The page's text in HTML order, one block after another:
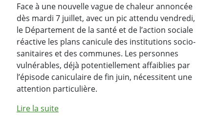
Face à une nouvelle vague de chaleur annoncée
dès mardi 7 juillet, avec un pic attendu vendredi,
le Département de la santé et de l’action sociale
réactive les plans canicule des institutions socio-
sanitaires et des communes. Les personnes
vulnérables, déjà potentiellement affaiblies par
l’épisode caniculaire de fin juin, nécessitent une
attention particulière.
Lire la suitede l'article "Le Canton réactive les plans